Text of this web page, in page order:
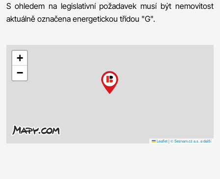
S ohledem na legislativní požadavek musí být nemovitost
aktuálně označena energetickou třídou "G".
+
−
Leaflet | © Seznam.cz a.s. a další